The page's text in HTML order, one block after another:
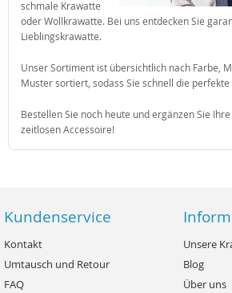
schmale Krawatte
oder Wollkrawatte. Bei uns entdecken Sie
Lieblingskrawatte.
Unser Sortiment ist übersichtlich nach Farbe,
Muster sortiert, sodass Sie schnell die
Bestellen Sie noch heute und ergänzen Sie
zeitlosen Accessoire!
Kundenservice
Kontakt
Umtausch und Retour
FAQ
Unsere
Blog
Über uns